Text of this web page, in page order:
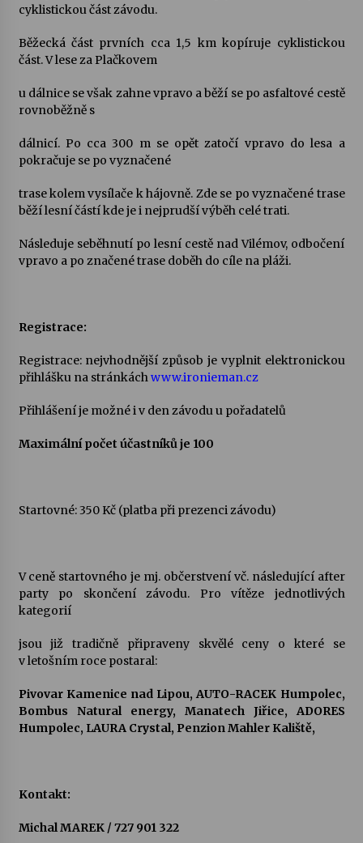
cyklistickou část závodu.
Běžecká část prvních cca 1,5 km kopíruje cyklistickou
část. V lese za Plačkovem
u dálnice se však zahne vpravo a běží se po asfaltové cestě
rovnoběžně s
dálnicí. Po cca 300 m se opět zatočí vpravo do lesa a
pokračuje se po vyznačené
trase kolem vysílače k hájovně. Zde se po vyznačené trase
běží lesní částí kde je i nejprudší výběh celé trati.
Následuje seběhnutí po lesní cestě nad Vilémov, odbočení
vpravo a po značené trase doběh do cíle na pláži.
Registrace:
Registrace: nejvhodnější způsob je vyplnit elektronickou
přihlášku na stránkáchwww.ironieman.cz
Přihlášení je možné i v den závodu u pořadatelů
Maximální počet účastníků je 100
Startovné: 350 Kč (platba při prezenci závodu)
V ceně startovného je mj. občerstvení vč. následující after
party po skončení závodu. Pro vítěze jednotlivých
kategorií
jsou již tradičně připraveny skvělé ceny o které se
v letošním roce postaral:
Pivovar Kamenice nad Lipou, AUTO-RACEK Humpolec,
Bombus Natural energy, Manatech Jiřice, ADORES
Humpolec, LAURA Crystal, Penzion Mahler Kaliště,
Kontakt:
Michal MAREK / 727 901 322